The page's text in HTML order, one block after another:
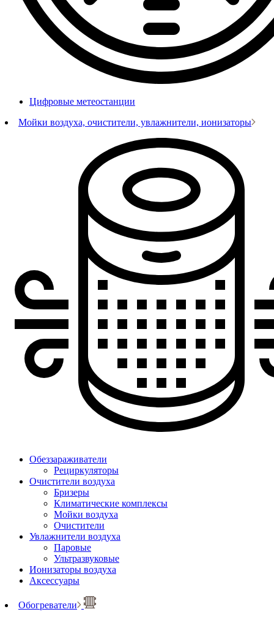
Цифровые метеостанции
Мойки воздуха, очистители, увлажнители, ионизаторы
Обеззараживатели
Рециркуляторы
Очистители воздуха
Бризеры
Климатические комплексы
Мойки воздуха
Очистители
Увлажнители воздуха
Паровые
Ультразвуковые
Ионизаторы воздуха
Аксессуары
Обогреватели